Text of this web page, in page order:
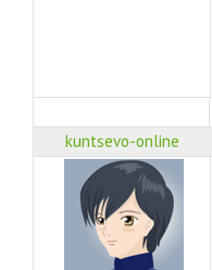
kuntsevo-online